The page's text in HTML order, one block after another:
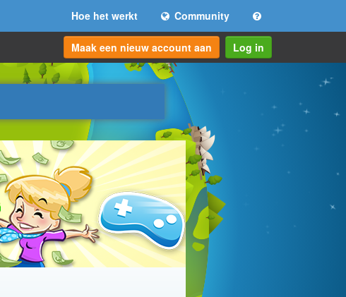
Hoe het werkt Community
Maak een nieuw account aan Log in